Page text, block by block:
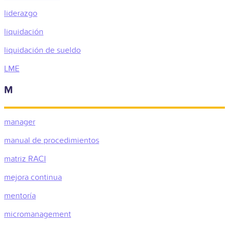
liderazgo
liquidación
liquidación de sueldo
LME
M
manager
manual de procedimientos
matriz RACI
mejora continua
mentoría
micromanagement